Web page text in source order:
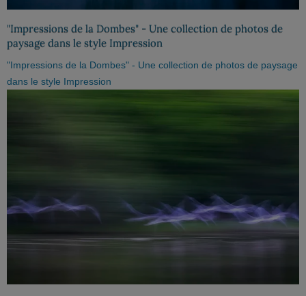
"Impressions de la Dombes" - Une collection de photos de
paysage dans le style Impression
"Impressions de la Dombes" - Une collection de photos de paysage
dans le style Impression